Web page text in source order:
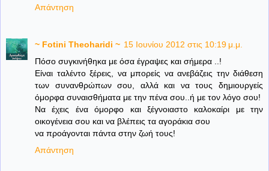
Απάντηση
~ Fotini Theoharidi ~ 15 Ιουνίου 2012 στις 10:19 μ.μ.
Πόσο συγκινήθηκα με όσα έγραψες και σήμερα ..!
Είναι ταλέντο ξέρεις, να μπορείς να ανεβάζεις την διάθεση
των συνανθρώπων σου, αλλά και να τους δημιουργείς
όμορφα συναισθήματα με την πένα σου..ή με τον λόγο σου!
Να έχεις ένα όμορφο και ξέγνοιαστο καλοκαίρι με την
οικογένεια σου και να βλέπεις τα αγοράκια σου
να προάγονται πάντα στην ζωή τους!
Απάντηση